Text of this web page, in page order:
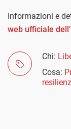
Informazioni e
web ufficiale
Chi:
Cosa: